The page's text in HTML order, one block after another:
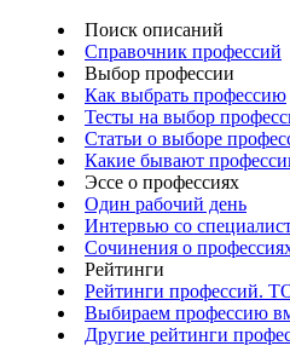
Поиск описаний
Справочник профессий
Выбор профессии
Как выбрать профессию
Тесты на выбор
Статьи о выборе
Какие бывают
Эссе о профессиях
Один рабочий день
Интервью со
Сочинения о
Рейтинги
Рейтинги профессий.
Выбираем профессию
Другие рейтинги